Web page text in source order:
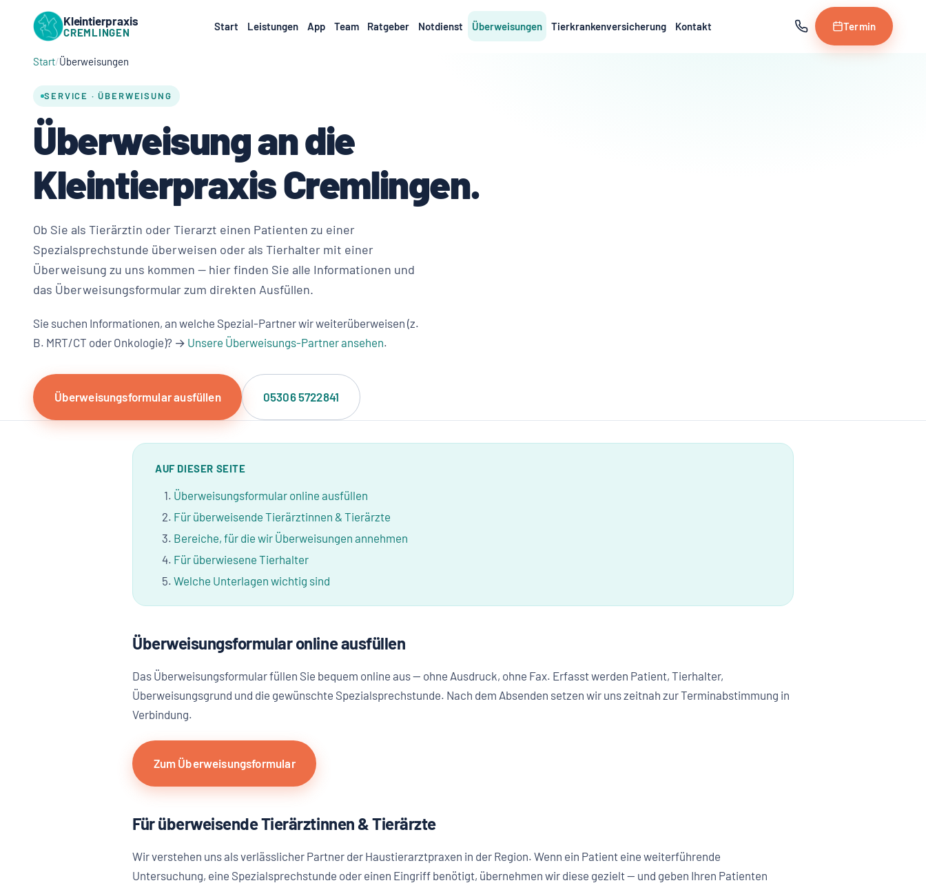
Kleintierpraxis
CREMLINGEN Start Leistungen App Team Ratgeber Notdienst Überweisungen Tierkrankenversicherung Kontakt Termin
Start Überweisungen
SERVICE · ÜBERWEISUNG
Überweisung an die
Kleintierpraxis Cremlingen.
Ob Sie als Tierärztin oder Tierarzt einen Patienten zu einer
Spezialsprechstunde überweisen oder als Tierhalter mit einer
Überweisung zu uns kommen — hier finden Sie alle Informationen und
das Überweisungsformular zum direkten Ausfüllen.
Sie suchen Informationen, an welche Spezial-Partner wir weiter­überweisen (z.
B. MRT/CT oder Onkologie)? → Unsere Überweisungs-Partner ansehen.
Überweisungsformular ausfüllen 05306 5722841
AUF DIESER SEITE
Überweisungsformular online ausfüllen
Für überweisende Tierärztinnen & Tierärzte
Bereiche, für die wir Überweisungen annehmen
Für überwiesene Tierhalter
Welche Unterlagen wichtig sind
Überweisungsformular online ausfüllen
Das Überweisungsformular füllen Sie bequem online aus — ohne Ausdruck, ohne Fax. Erfasst werden Patient, Tierhalter,
Überweisungsgrund und die gewünschte Spezialsprechstunde. Nach dem Absenden setzen wir uns zeitnah zur Terminabstimmung in
Verbindung.
Zum Überweisungsformular
Für überweisende Tierärztinnen & Tierärzte
Wir verstehen uns als verlässlicher Partner der Haustierarztpraxen in der Region. Wenn ein Patient eine weiterführende
Untersuchung, eine Spezialsprechstunde oder einen Eingriff benötigt, übernehmen wir diese gezielt — und geben Ihren Patienten